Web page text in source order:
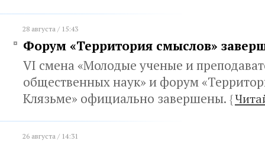
28 августа / 15:43
Форум «Территория смыслов»
VI cмена «Молодые ученые и
общественных наук» и форум
Клязьме» официально завершены. {
26 августа / 14:31